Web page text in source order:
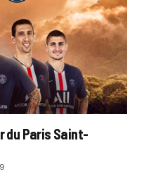
du Paris Saint-